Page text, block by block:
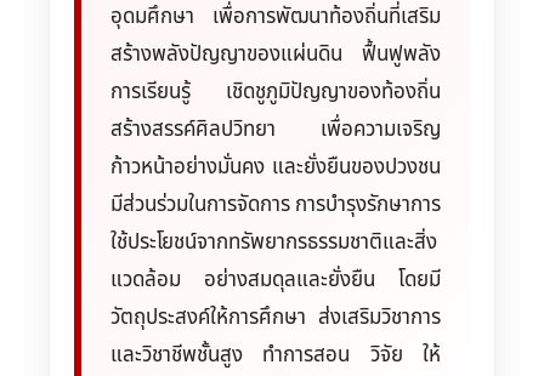
อุดมศึกษา เพื่อการพัฒนาท้องถิ่นที่เสริม
สร้างพลังปัญญาของแผ่นดิน ฟื้นฟูพลัง
การเรียนรู้ เชิดชูภูมิปัญญาของท้องถิ่น
สร้างสรรค์ศิลปวิทยา เพื่อความเจริญ
ก้าวหน้าอย่างมั่นคง และยั่งยืนของปวงชน
มีส่วนร่วมในการจัดการ การบำรุงรักษาการ
ใช้ประโยชน์จากทรัพยากรธรรมชาติและสิ่ง
แวดล้อม อย่างสมดุลและยั่งยืน โดยมี
วัตถุประสงค์ให้การศึกษา ส่งเสริมวิชาการ
และวิชาชีพชั้นสูง ทำการสอน วิจัย ให้